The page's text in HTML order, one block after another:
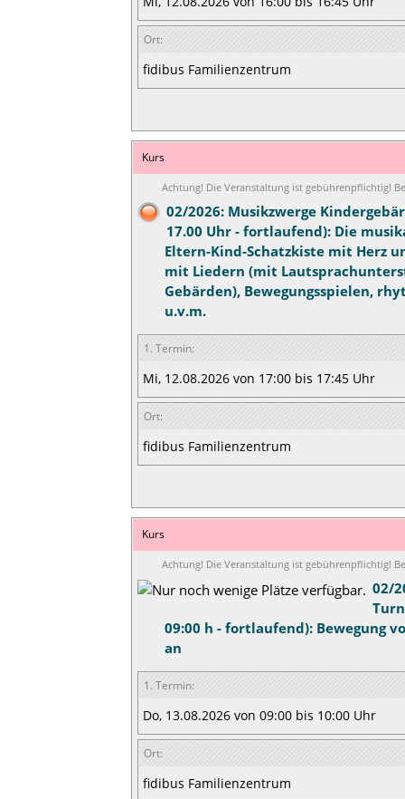
Ort:
fidibus Familienzentrum
Kurs
Achtung! Die Veranstaltung ist gebührenpflichtig!
02/2026: Musikzwerge
17.00 Uhr - fortlaufend): Die
Eltern-Kind-Schatzkiste mit Herz
mit Liedern (mit
Gebärden), Bewegungsspielen,
u.v.m.
1. Termin:
Mi, 12.08.2026 von 17:00 bis 17:45 Uhr
Ort:
fidibus Familienzentrum
Kurs
Achtung! Die Veranstaltung ist gebührenpflichtig!
02/
09:00 h - fortlaufend): Bewegung
an
1. Termin:
Do, 13.08.2026 von 09:00 bis 10:00 Uhr
Ort:
fidibus Familienzentrum